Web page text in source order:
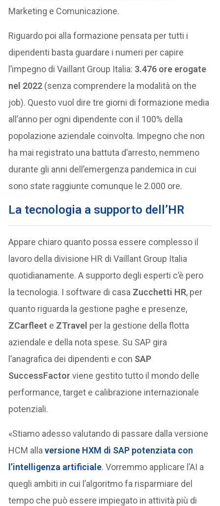
Marketing e Comunicazione.
Riguardo poi alla formazione pensata per tutti i
dipendenti basta guardare i numeri per capire
l’impegno di Vaillant Group Italia: 3.476 ore erogate
nel 2022 (senza comprendere la modalità on the
job). Questo vuol dire tre giorni di formazione media
all’anno per ogni dipendente con il 100% della
popolazione aziendale coinvolta. Impegno che non
ha mai registrato una battuta d’arresto, nemmeno
durante gli anni dell’emergenza pandemica in cui
sono state raggiunte comunque le 2.000 ore.
La tecnologia a supporto dell’HR
Appare chiaro quanto possa essere complesso il
lavoro della divisione HR di Vaillant Group Italia
quotidianamente. A supporto degli esperti c’è pero
la tecnologia. I software di casa Zucchetti HR, per
quanto riguarda la gestione paghe e presenze,
ZCarfleet e ZTravel per la gestione della flotta
aziendale e della nota spese. Su SAP gira
l’anagrafica dei dipendenti e con SAP
SuccessFactor viene gestito tutto il mondo delle
performance, target e calibrazione internazionale
potenziali.
«Stiamo adesso valutando di passare dalla versione
HCM allaversione HXM di SAP potenziata con
l’intelligenza artificiale. Vorremmo applicare l’AI a
quegli ambiti in cui l’algoritmo fa risparmiare del
tempo che può essere impiegato in attività più di